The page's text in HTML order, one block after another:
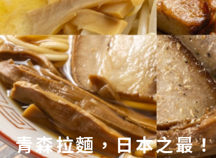
青森拉麵，日本之最！